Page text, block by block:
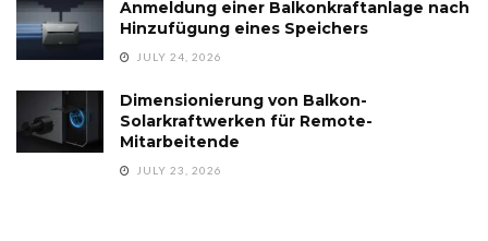
Anmeldung einer Balkonkraftanlage nach
Hinzufügung eines Speichers
JULY 24, 2026
Dimensionierung von Balkon-
Solarkraftwerken für Remote-
Mitarbeitende
JULY 23, 2026